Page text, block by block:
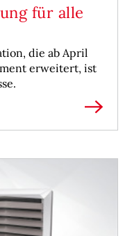
für alle
die ab April
erweitert, ist